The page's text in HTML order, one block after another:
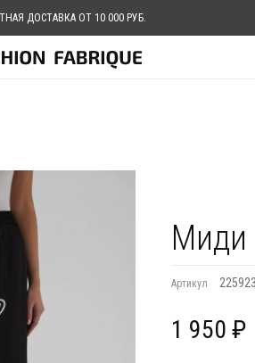
ДОСТАВКА ОТ 10 000 РУБ.
Миди
Артикул
1 950 ₽